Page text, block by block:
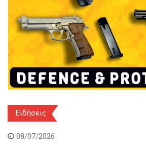
Ειδήσεις
08/07/2026